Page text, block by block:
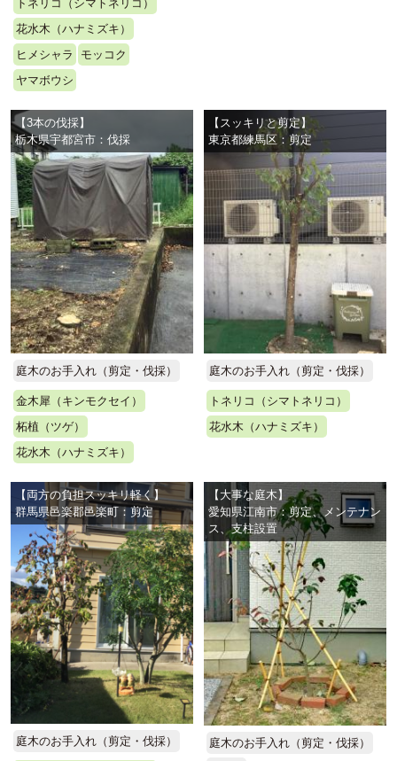
トネリコ（シマトネリコ）
花水木（ハナミズキ）
ヒメシャラ
モッコク
ヤマボウシ
【3本の伐採】
栃木県宇都宮市：伐採
庭木のお手入れ（剪定・伐採）
金木犀（キンモクセイ）
柘植（ツゲ）
花水木（ハナミズキ）
【スッキリと剪定】
東京都練馬区：剪定
庭木のお手入れ（剪定・伐採）
トネリコ（シマトネリコ）
花水木（ハナミズキ）
【両方の負担スッキリ軽く】
群馬県邑楽郡邑楽町：剪定
庭木のお手入れ（剪定・伐採）
【大事な庭木】
愛知県江南市：剪定、メンテナン
ス、支柱設置
庭木のお手入れ（剪定・伐採）